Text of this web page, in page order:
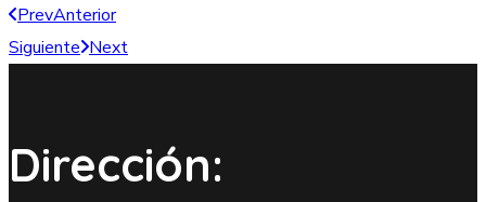
PrevAnterior
Siguiente Next
Dirección: